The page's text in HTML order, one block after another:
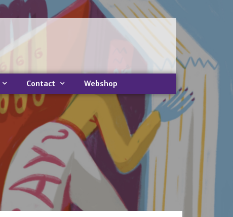
Nieuws
Agenda
Summer Stories 2026
Zakelijk
Algemeen
Verkoop op locatie
Voor Medewerkers en Relaties
Advies en Expertise
Contact Webshop